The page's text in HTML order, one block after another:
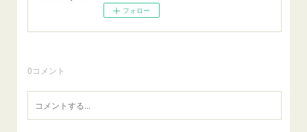
フォロー
0コメント